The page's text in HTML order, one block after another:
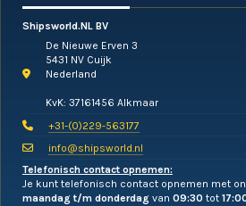
Shipsworld.NL BV
De Nieuwe Erven 3
5431 NV Cuijk
Nederland
KvK: 37161456 Alkmaar
+31-(0)229-563177
info@shipsworld.nl
Telefonisch contact opnemen:
Je kunt telefonisch contact opnemen met
maandag t/m donderdag van 09:30 tot